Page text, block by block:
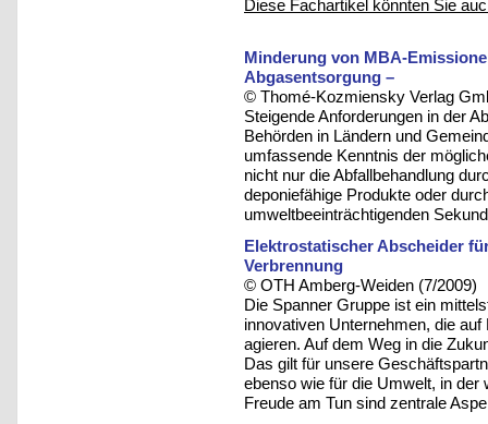
Diese Fachartikel könnten Sie
Minderung von MBA-
Abgasentsorgung –
© Thomé-Kozmiensky Verlag
Steigende Anforderungen in der
Behörden in Ländern und
umfassende Kenntnis der
nicht nur die Abfallbehandlung
deponiefähige Produkte oder
umweltbeeinträchtigenden
Elektrostatischer Abscheider
Verbrennung
© OTH Amberg-Weiden (7/2009)
Die Spanner Gruppe ist ein
innovativen Unternehmen, die
agieren. Auf dem Weg in die
Das gilt für unsere
ebenso wie für die Umwelt, in der
Freude am Tun sind zentrale